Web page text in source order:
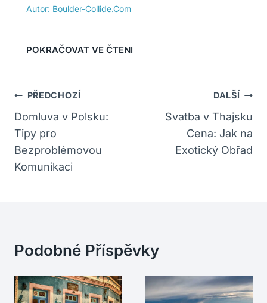
Navigace
Pro
Příspěvek
PŘEDCHOZÍ
Domluva v Polsku:
Tipy pro
Bezproblémovou
Komunikaci
DALŠÍ
Svatba v Thajsku
Cena: Jak na
Exotický Obřad
Podobné Příspěvky